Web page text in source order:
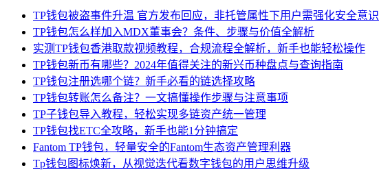
TP钱包被盗事件升温 官方发布回应，非托管属性下用户需强化安全意识
TP钱包怎么样加入MDX董事会？条件、步骤与价值全解析
实测TP钱包香港取款视频教程，合规流程全解析，新手也能轻松操作
TP钱包新币有哪些？2024年值得关注的新兴币种盘点与查询指南
TP钱包注册选哪个链？新手必看的链选择攻略
TP钱包转账怎么备注？一文搞懂操作步骤与注意事项
TP子钱包导入教程，轻松实现多链资产统一管理
TP钱包找ETC全攻略，新手也能1分钟搞定
Fantom TP钱包，轻量安全的Fantom生态资产管理利器
Tp钱包图标焕新，从视觉迭代看数字钱包的用户思维升级